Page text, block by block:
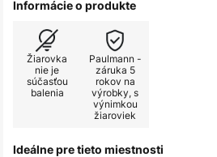
Informácie o produkte
Žiarovka
nie je
súčasťou
balenia
Paulmann -
záruka 5
rokov na
výrobky, s
výnimkou
žiaroviek
Ideálne pre tieto miestnosti